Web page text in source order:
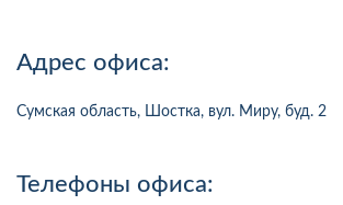
Адрес офиса:
Сумская область, Шостка, вул. Миру, буд. 2
Телефоны офиса: